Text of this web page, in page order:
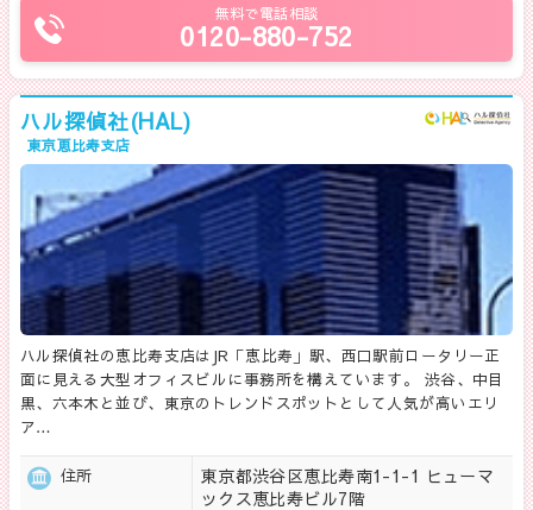
無料で電話相談
0120-880-752
ハル探偵社(HAL)
東京恵比寿支店
ハル探偵社の恵比寿支店はJR「恵比寿」駅、西口駅前ロータリー正
面に見える大型オフィスビルに事務所を構えています。 渋谷、中目
黒、六本木と並び、東京のトレンドスポットとして人気が高いエリ
ア…
住所
東京都渋谷区恵比寿南1-1-1 ヒューマ
ックス恵比寿ビル7階